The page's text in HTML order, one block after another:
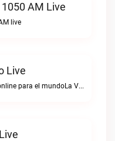
AM Live
live
Live
Toda la información online para el mundoLa Voz de Melo live